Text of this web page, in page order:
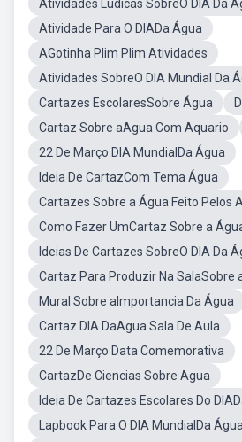
Atividades Lúdicas SobreO DIA Da
Atividade Para O DIADa Água
AGotinha Plim Plim Atividades
Atividades SobreO DIA Mundial Da
Cartazes EscolaresSobre Água
Cartaz Sobre aAgua Com Aquario
22 De Março DIA MundialDa Água
Ideia De CartazCom Tema Água
Cartazes Sobre a Água Feito Pelos
Como Fazer UmCartaz Sobre a
Ideias De Cartazes SobreO DIA Da
Cartaz Para Produzir Na SalaSobre
Mural Sobre aImportancia Da Água
Cartaz DIA DaAgua Sala De Aula
22 De Março Data Comemorativa
CartazDe Ciencias Sobre Agua
Ideia De Cartazes Escolares Do
Lapbook Para O DIA MundialDa